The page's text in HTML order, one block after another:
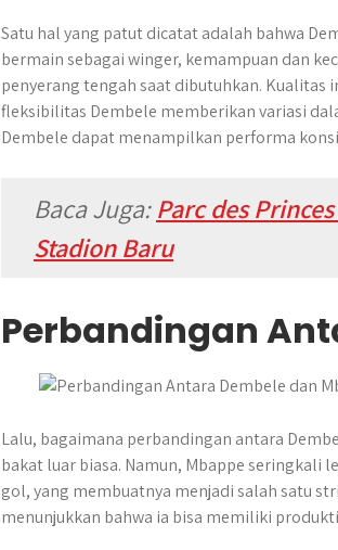
Satu hal yang patut dicatat adalah bahwa
bermain sebagai winger, kemampuan dan
penyerang tengah saat dibutuhkan.
fleksibilitas Dembele memberikan variasi
Dembele dapat menampilkan performa
Baca Juga:Parc des
Stadion Baru
Perbandingan
Lalu, bagaimana perbandingan antara
bakat luar biasa. Namun, Mbappe seringkali
gol, yang membuatnya menjadi salah satu
menunjukkan bahwa ia bisa memiliki